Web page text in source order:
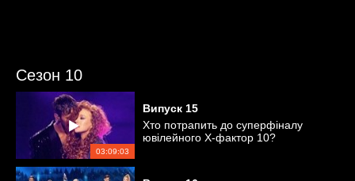
Сезон 10
03:09:03
Випуск 15
Хто потрапить до суперфіналу
ювілейного Х-фактор 10?